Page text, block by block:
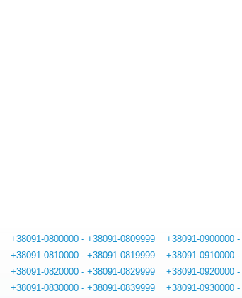
+38091-0800000 - +38091-0809999
+38091-0810000 - +38091-0819999
+38091-0820000 - +38091-0829999
+38091-0830000 - +38091-0839999
+38091-0900000
+38091-0910000
+38091-0920000
+38091-0930000